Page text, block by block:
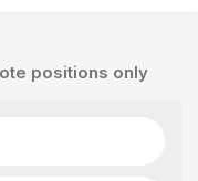
positions only